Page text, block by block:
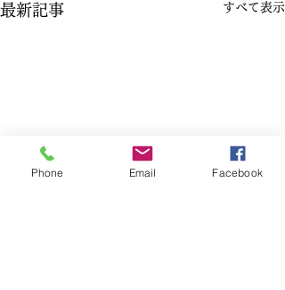
最新記事 すべて表示
Phone Email Facebook